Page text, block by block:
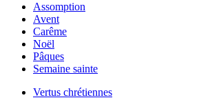
Assomption
Avent
Carême
Noël
Pâques
Semaine sainte
Vertus chrétiennes